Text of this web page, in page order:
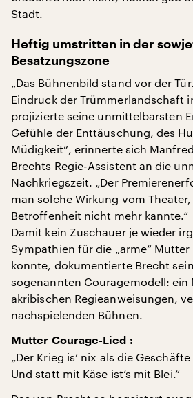
Stadt.
Heftig umstritten in der
Besatzungszone
„Das Bühnenbild stand vor der
Eindruck der Trümmerlandschaft
projizierte seine unmittelbarsten
Gefühle der Enttäuschung, des
Müdigkeit“, erinnerte sich
Brechts Regie-Assistent an die
Nachkriegszeit. „Der
man solche Wirkung vom
Betroffenheit nicht mehr kannte.“
Damit kein Zuschauer je wieder
Sympathien für die „arme“
konnte, dokumentierte Brecht
sogenannten Couragemodell: ein
akribischen Regieanweisungen,
nachspielenden Bühnen.
Mutter Courage-Lied :
„Der Krieg is‘ nix als die Geschäfte
Und statt mit Käse ist’s mit Blei.“